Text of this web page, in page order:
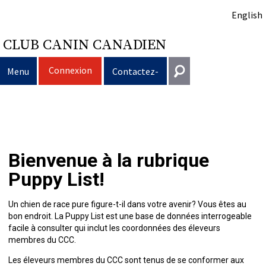
English
CLUB CANIN CANADIEN
Menu Connexion Contactez-
chien
List
Décision
d’acheter
un
Le
choix
Tous
Trouver
du
chien
Propriété
responsable
Programme
Bon
Je
Éducation
Assurance
Clubs
Création
d'un
Ressources
Élevage
Standards
Événements
information@ckc.ca
416-675-5511
Sans frais 1-855-364-7252
5397 Eglinton Avenue W.
Bureau 101
Connexion
J'ai oublié mon nom d'utilisateur
J'ai oublié mon mot de passe
Bienvenue à la rubrique
Puppy List!
Un chien de race pure figure-t-il dans votre avenir? Vous êtes au
bon endroit. La Puppy List est une base de données interrogeable
facile à consulter qui inclut les coordonnées des éleveurs
membres du CCC.
Les éleveurs membres du CCC sont tenus de se conformer aux